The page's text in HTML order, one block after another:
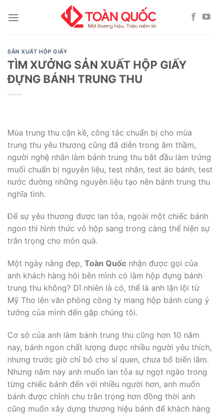
SẢN XUẤT HỘP GIẤY
TÌM XƯỞNG SẢN XUẤT HỘP GIẤY
ĐỰNG BÁNH TRUNG THU
Mùa trung thu cận kề, công tác chuẩn bị cho mùa
trung thu yêu thương cũng đã diễn trong âm thầm,
người nghệ nhân làm bánh trung thu bắt đầu làm trứng
muối chuẩn bị nguyên liệu, test nhân, test áo bánh, test
nước đường những nguyên liệu tạo nên bánh trung thu
nghĩa tình.
Để sự yêu thương được lan tỏa, ngoài một chiếc bánh
ngon thì hình thức vỏ hộp sang trong càng thể hiện sự
trân trọng cho món quà.
Một ngày nắng đẹp, Toàn Quốc nhận được gọi của
anh khách hàng hỏi bên mình có làm hộp đựng bánh
trung thu không? Dĩ nhiên là có, thế là anh lặn lội từ
Mỹ Tho lên văn phòng công ty mang hộp bánh cùng ý
tưởng của mình đến gặp chúng tôi.
Cơ sở của anh làm bánh trung thu cũng hơn 10 năm
nay, bánh ngon chất lượng được nhiều người yêu thích,
nhưng trước giờ chỉ bỏ cho sỉ quen, chưa bổ biến lắm.
Nhưng năm nay anh muốn lan tỏa sự ngọt ngào trong
từng chiếc bánh đến với nhiều người hơn, anh muốn
bánh được chỉnh chu trân trọng hơn đồng thời anh
cũng muốn xây dựng thương hiệu bánh để khách hàng